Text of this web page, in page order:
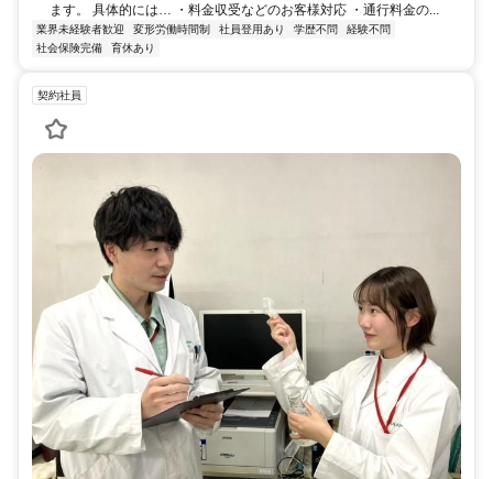
ます。 具体的には… ・料金収受などのお客様対応 ・通行料金の...
業界未経験者歓迎 変形労働時間制 社員登用あり 学歴不問
経験不問
社会保険完備
育休あり
契約社員